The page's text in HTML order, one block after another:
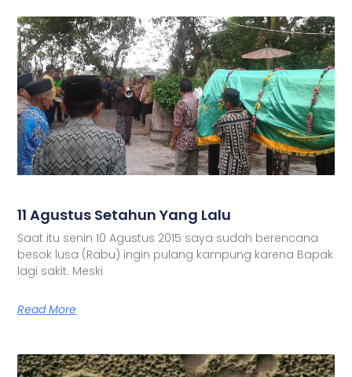
11 Agustus Setahun Yang Lalu
Saat itu senin 10 Agustus 2015 saya sudah berencana
besok lusa (Rabu) ingin pulang kampung karena Bapak
lagi sakit. Meski
Read More